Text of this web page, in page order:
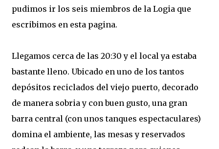
pudimos ir los seis miembros de la Logia que
escribimos en esta pagina.
Llegamos cerca de las 20:30 y el local ya estaba
bastante lleno. Ubicado en uno de los tantos
depósitos reciclados del viejo puerto, decorado
de manera sobria y con buen gusto, una gran
barra central (con unos tanques espectaculares)
domina el ambiente, las mesas y reservados